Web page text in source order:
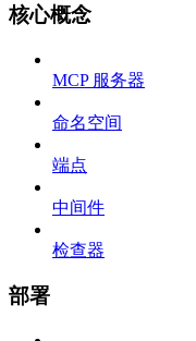
核心概念
MCP 服务器
命名空间
端点
中间件
检查器
部署